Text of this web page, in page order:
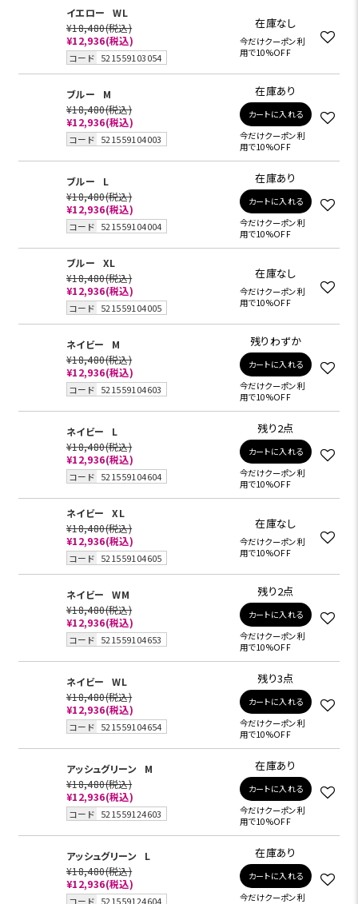
イエロー
WL
¥18,480(税込)
¥12,936(税込)
コード 521559103054
在庫なし
今だけクーポン利
用で10%OFF
ブルー
M
¥18,480(税込)
¥12,936(税込)
コード 521559104003
在庫あり
カートに入れる
今だけクーポン利
用で10%OFF
ブルー
L
¥18,480(税込)
¥12,936(税込)
コード 521559104004
在庫あり
カートに入れる
今だけクーポン利
用で10%OFF
ブルー
XL
¥18,480(税込)
¥12,936(税込)
コード 521559104005
在庫なし
今だけクーポン利
用で10%OFF
ネイビー
M
¥18,480(税込)
¥12,936(税込)
コード 521559104603
残りわずか
カートに入れる
今だけクーポン利
用で10%OFF
ネイビー
L
¥18,480(税込)
¥12,936(税込)
コード 521559104604
残り2点
カートに入れる
今だけクーポン利
用で10%OFF
ネイビー
XL
¥18,480(税込)
¥12,936(税込)
コード 521559104605
在庫なし
今だけクーポン利
用で10%OFF
ネイビー
WM
¥18,480(税込)
¥12,936(税込)
コード 521559104653
残り2点
カートに入れる
今だけクーポン利
用で10%OFF
ネイビー
WL
¥18,480(税込)
¥12,936(税込)
コード 521559104654
残り3点
カートに入れる
今だけクーポン利
用で10%OFF
アッシュグリーン
M
¥18,480(税込)
¥12,936(税込)
コード 521559124603
在庫あり
カートに入れる
今だけクーポン利
用で10%OFF
アッシュグリーン
L
¥18,480(税込)
¥12,936(税込)
コード 521559124604
在庫あり
カートに入れる
今だけクーポン利